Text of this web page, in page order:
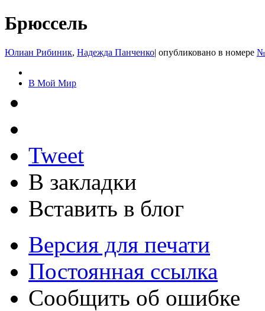
Брюссель
Юлиан Рибиник, Надежда Панченко| опубликовано в номере
В Мой Мир
Tweet
В закладки
Вставить в блог
Версия для печати
Постоянная ссылка
Сообщить об ошибке